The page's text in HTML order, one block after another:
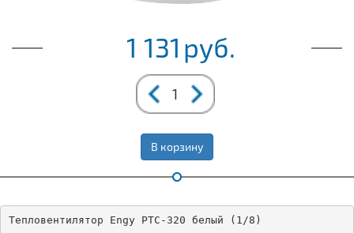
1 131 руб.
В корзину
Тепловентилятор Engy РТС-320 белый (1/8)